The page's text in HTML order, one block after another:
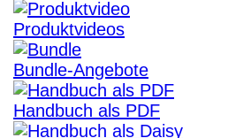
Produktvideos
Bundle-Angebote
Handbuch als PDF